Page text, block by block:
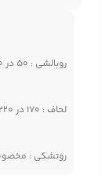
روبالشی : ۵۰ در ۷۰ سانتی متر
لحاف : ۱۷۰ در ۲۲۰ با تلرانس ۷ سانتی متر
روتشکی :